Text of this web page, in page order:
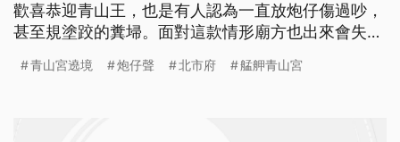
歡喜恭迎青山王，也是有人認為一直放炮仔傷過吵，
甚至規塗跤的糞埽。面對這款情形廟方也出來會失
境活動，鞭炮聲此起彼落，今年適逢建宮165年，廟
青山宮遶境 炮仔聲 北市府 艋舺青山宮